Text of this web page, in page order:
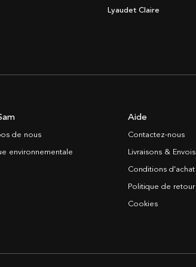
Lyaudet Claire
de nous
environnementale
Aide
Contactez-nous
Livraisons & Envois
Conditions d’achat
Politique de retour
Cookies